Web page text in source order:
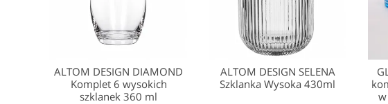
ALTOM DESIGN DIAMOND
Komplet 6 wysokich
szklanek 360 ml
ALTOM DESIGN SELENA
Szklanka Wysoka 430ml